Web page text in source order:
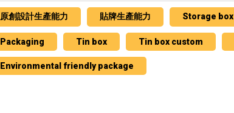
原創設計生產能力 貼牌生產能力 Storage box
Packaging Tin box Tin box custom
Environmental friendly package